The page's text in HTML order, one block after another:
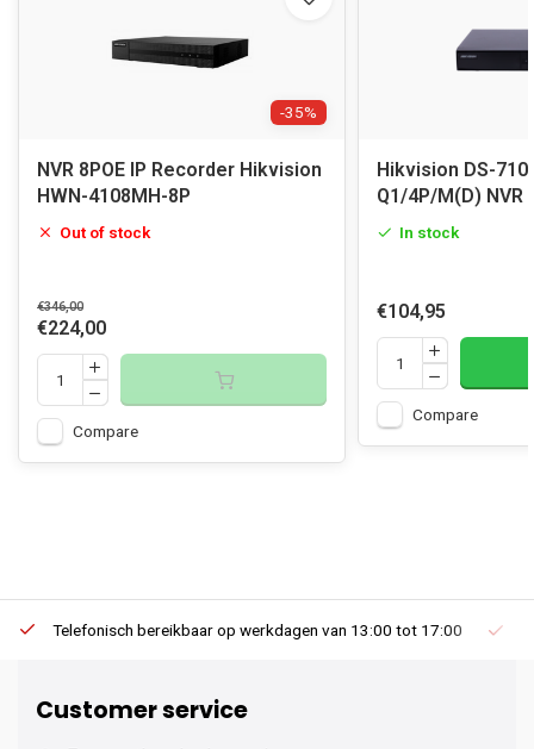
-35%
NVR 8POE IP Recorder Hikvision
HWN-4108MH-8P
Out of stock
€346,00
€224,00
Compare
Hikvision DS-
Q1/4P/M(D)
In stock
€104,95
Compare
Telefonisch bereikbaar op werkdagen van 13:00 tot 17:00
Customer service